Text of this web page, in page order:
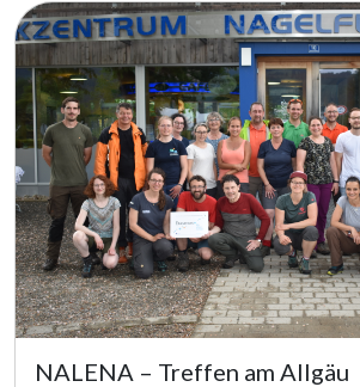
NALENA – Treffen am Allgäu